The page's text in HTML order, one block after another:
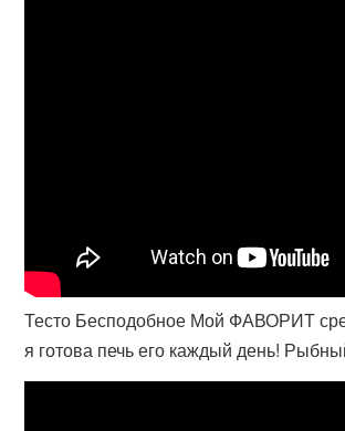
Тесто Бесподобное Мой ФАВОРИТ
я готова печь его каждый день!